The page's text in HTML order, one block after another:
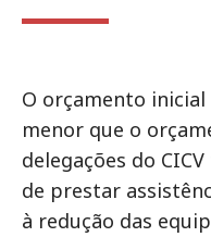
O orçamento inicial
menor que o
delegações do
de prestar
à redução das